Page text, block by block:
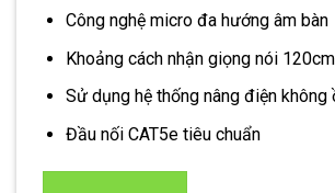
Công nghệ micro đa hướng âm bàn
Khoảng cách nhận giọng nói 120cm
Sử dụng hệ thống nâng điện không
Đầu nối CAT5e tiêu chuẩn